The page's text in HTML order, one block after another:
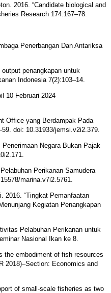
2016. “Candidate biological and
Research 174:167–78.
Penerbangan Dan Antariksa
penangkapan untuk
Indonesia 7(2):103–14.
10 Februari 2024
Office yang Berdampak Pada
doi: 10.31933/jemsi.v2i2.379.
Negara Bukan Pajak
Perikanan Samudera
marina.v7i2.5761.
2016. “Tingkat Pemanfaatan
Kegiatan Penangkapan
Pelabuhan Perikanan untuk
Nasional Ikan ke 8.
the embodiment of fish resources
2018)–Section: Economics and
of small-scale fisheries as two